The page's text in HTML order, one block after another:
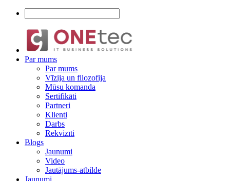
Par mums
Par mums
Vīzija un filozofija
Mūsu komanda
Sertifikāti
Partneri
Klienti
Darbs
Rekvizīti
Blogs
Jaunumi
Video
Jautājums-atbilde
Jaunumi